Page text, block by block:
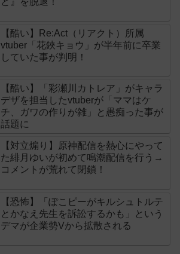
【酷い】Re:Act（リアクト）所属
vtuber「花鋏キョウ」が半年前に卒業
していた事が判明！
【酷い】「彩瀬川カトレア」がキャラ
デザを担当したvtuberが「ママはケ
チ、ガワの作りが雑」と愚痴った事が
話題に
【対立煽り】原神配信を熱心にやって
た緋月ゆいが初めて鳴潮配信を行う→
コメントが荒れて閉鎖！
【恐怖】「ぽこピーがキルシュトルテ
とかなえ先生を訴訟するかも」という
デマが企業勢Vから拡散される